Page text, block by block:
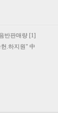
반판매량 [1]
.하지원" 中